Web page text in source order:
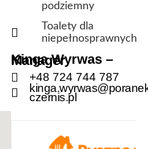
podziemny
Toalety dla
niepełnosprawnych
Kinga Wyrwas – Manager
+48 724 744 787
czernis.pl